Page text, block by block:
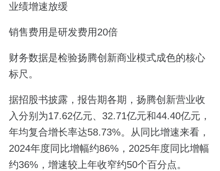
业绩增速放缓
销售费用是研发费用20倍
财务数据是检验扬腾创新商业模式成色的核心
标尺。
据招股书披露，报告期各期，扬腾创新营业收
入分别为17.62亿元、32.71亿元和44.40亿元，
年均复合增长率达58.73%。从同比增速来看，
2024年度同比增幅约86%，2025年度同比增幅
约36%，增速较上年收窄约50个百分点。